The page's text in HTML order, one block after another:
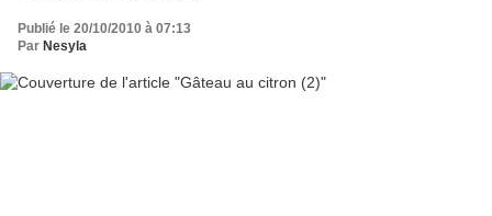
Publié le 20/10/2010 à 07:13
Par Nesyla